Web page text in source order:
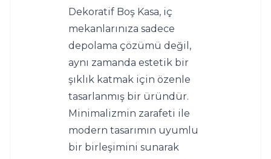
Dekoratif Boş Kasa, iç
mekanlarınıza sadece
depolama çözümü değil,
aynı zamanda estetik bir
şıklık katmak için özenle
tasarlanmış bir üründür.
Minimalizmin zarafeti ile
modern tasarımın uyumlu
bir birleşimini sunarak